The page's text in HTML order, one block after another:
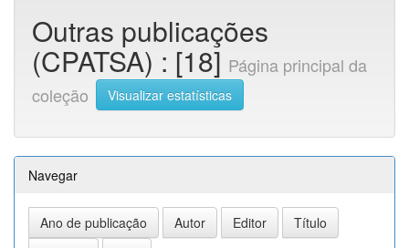
Outras publicações
(CPATSA) : [18] Página principal da
coleção
Visualizar estatísticas
Navegar